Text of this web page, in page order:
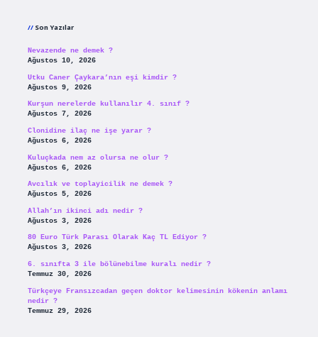
Son Yazılar
Nevazende ne demek ?
Ağustos 10, 2026
Utku Caner Çaykara’nın eşi kimdir ?
Ağustos 9, 2026
Kurşun nerelerde kullanılır 4. sınıf ?
Ağustos 7, 2026
Clonidine ilaç ne işe yarar ?
Ağustos 6, 2026
Kuluçkada nem az olursa ne olur ?
Ağustos 6, 2026
Avcılık ve toplayicilik ne demek ?
Ağustos 5, 2026
Allah’ın ikinci adı nedir ?
Ağustos 3, 2026
80 Euro Türk Parası Olarak Kaç TL Ediyor ?
Ağustos 3, 2026
6. sınıfta 3 ile bölünebilme kuralı nedir ?
Temmuz 30, 2026
Türkçeye Fransızcadan geçen doktor kelimesinin kökenin anlamı
nedir ?
Temmuz 29, 2026